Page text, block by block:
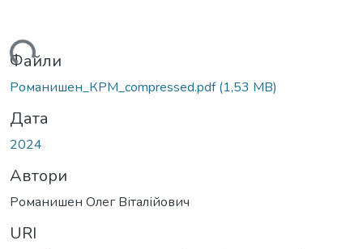
Файли
Романишен_КРМ_compressed.pdf(1,53 MB)
Дата
2024
Автори
Романишен Олег Віталійович
URI